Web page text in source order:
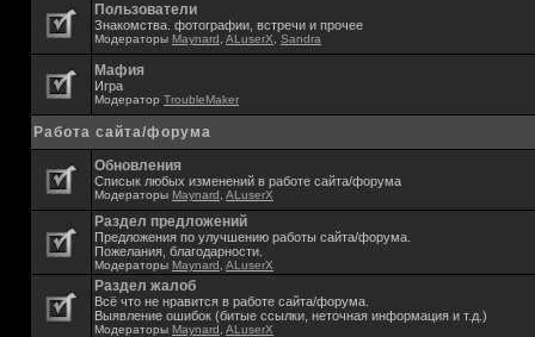
Пользователи
Знакомства. фотографии, встречи и прочее
Модераторы Maynard ALuserX Sandra
Мафия
Игра
Модератор TroubleMaker
Работа сайта/форума
Обновления
Списык любых изменений в работе сайта/форума
Модераторы Maynard ALuserX
Раздел предложений
Предложения по улучшению работы сайта/форума.
Пожелания, благодарности.
Модераторы Maynard ALuserX
Раздел жалоб
Всё что не нравится в работе сайта/форума.
Выявление ошибок (битые ссылки, неточная информация и т.д.)
Модераторы Maynard ALuserX